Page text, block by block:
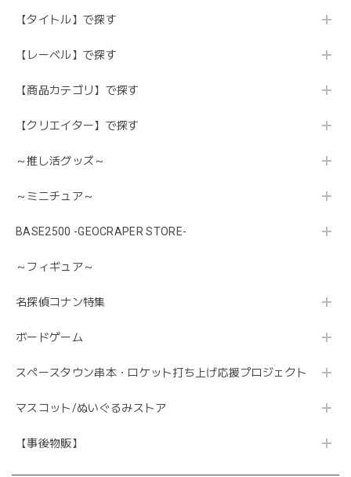
【タイトル】で探す
【レーベル】で探す
【商品カテゴリ】で探す
【クリエイター】で探す
～推し活グッズ～
～ミニチュア～
BASE2500 -GEOCRAPER STORE-
～フィギュア～
名探偵コナン特集
ボードゲーム
スペースタウン串本・ロケット打ち上げ応援プロジェクト
マスコット/ぬいぐるみストア
【事後物販】